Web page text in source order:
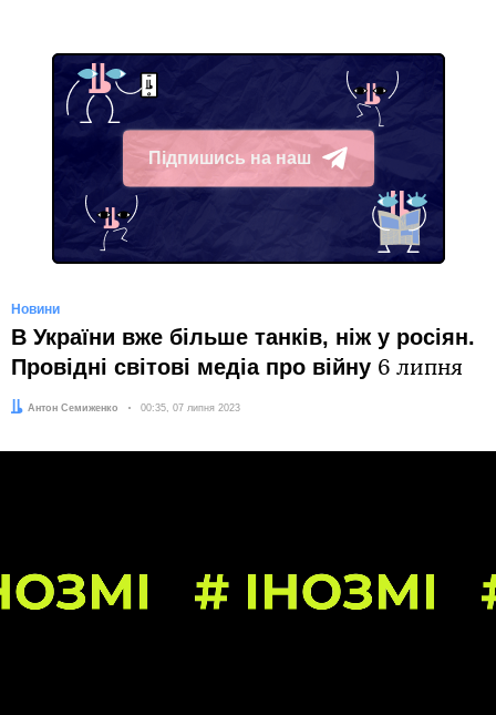
Підпишись на наш
Telegram
Новини
В України вже більше танків, ніж у росіян.
Провідні світові медіа про війну 6 липня
Автор:
Антон Семиженко Дата:
00:35, 07 липня 2023